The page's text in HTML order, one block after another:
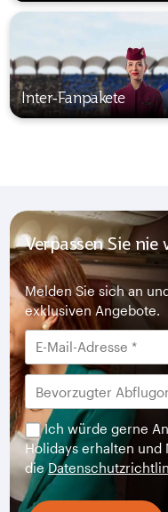
Inter‑Fanpakete
Verpassen Sie
Melden Sie sich an
exklusiven Angebote.
Ich würde gerne
Holidays erhalten
die